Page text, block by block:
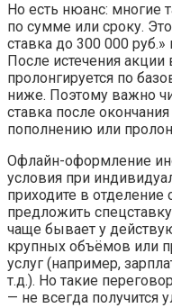
Но есть нюанс: многие
по сумме или сроку.
ставка до 300 000
После истечения
пролонгируется по
ниже. Поэтому важно
ставка после
пополнению или
Офлайн-оформление
условия при
приходите в
предложить
чаще бывает у
крупных объёмов или
услуг (например,
т.д.). Но такие
— не всегда получится